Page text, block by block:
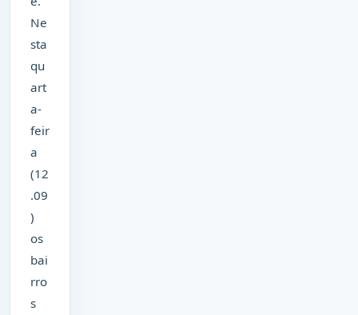
Ne
sta
qu
art
a-
feir
a
(12
.09
)
os
bai
rro
s